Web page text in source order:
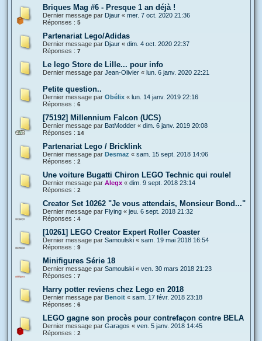
Briques Mag #6 - Presque 1 an déjà !
Dernier message par Djaur « mer. 7 oct. 2020 21:36
Réponses : 5
Partenariat Lego/Adidas
Dernier message par Djaur « dim. 4 oct. 2020 22:37
Réponses : 7
Le lego Store de Lille... pour info
Dernier message par Jean-Olivier « lun. 6 janv. 2020 22:21
Petite question..
Dernier message par Obélix « lun. 14 janv. 2019 22:16
Réponses : 6
[75192] Millennium Falcon (UCS)
Dernier message par BatModder « dim. 6 janv. 2019 20:08
Réponses : 14
Partenariat Lego / Bricklink
Dernier message par Desmaz « sam. 15 sept. 2018 14:06
Réponses : 2
Une voiture Bugatti Chiron LEGO Technic qui roule!
Dernier message par Alegx « dim. 9 sept. 2018 23:14
Réponses : 2
Creator Set 10262 "Je vous attendais, Monsieur Bond..."
Dernier message par Flying « jeu. 6 sept. 2018 21:32
Réponses : 4
[10261] LEGO Creator Expert Roller Coaster
Dernier message par Samoulski « sam. 19 mai 2018 16:54
Réponses : 9
Minifigures Série 18
Dernier message par Samoulski « ven. 30 mars 2018 21:23
Réponses : 7
Harry potter reviens chez Lego en 2018
Dernier message par Benoit « sam. 17 févr. 2018 23:18
Réponses : 6
LEGO gagne son procès pour contrefaçon contre BELA
Dernier message par Garagos « ven. 5 janv. 2018 14:45
Réponses : 2